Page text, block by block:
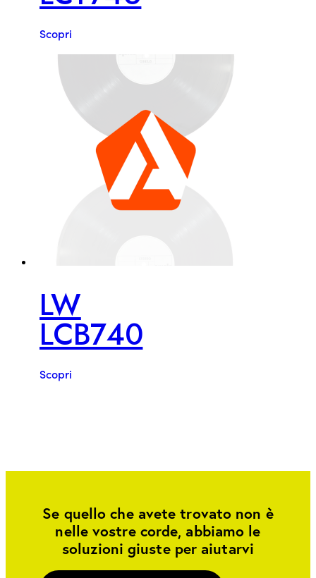
Scopri
LW
LCB740
Scopri
Se quello che avete trovato non è
nelle vostre corde, abbiamo le
soluzioni giuste per aiutarvi